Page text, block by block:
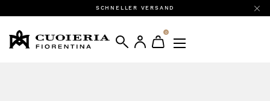
SCHNELLER VERSAND
0